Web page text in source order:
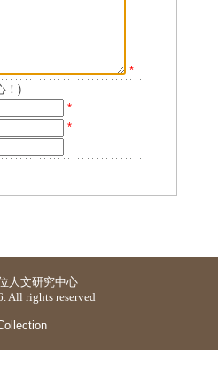
*
！)
*
*
人文研究中心
All rights reserved